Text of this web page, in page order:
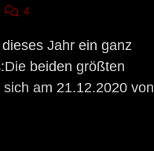
4
Jahr ein ganz
beiden größten
am 21.12.2020 von